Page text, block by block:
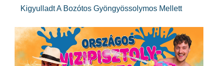
Kigyulladt A Bozótos Gyöngyössolymos Mellett